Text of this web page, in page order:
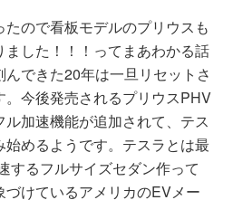
たので看板モデルのプリウスも
した！！！ってまあわかる話
できた20年は一旦リセットさ
今後発売されるプリウスPHV
加速機能が追加されて、テス
めるようです。テスラとは最
するフルサイズセダン作って
づけているアメリカのEVメー